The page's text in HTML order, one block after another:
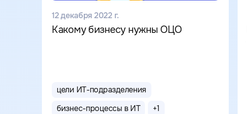
12 декабря 2022 г.
Какому бизнесу нужны ОЦО
цели ИТ-подразделения
бизнес-процессы в ИТ
+1